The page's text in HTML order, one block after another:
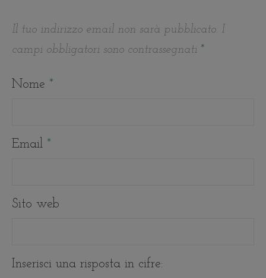
Il tuo indirizzo email non sarà pubblicato. I
campi obbligatori sono contrassegnati *
Nome *
Email *
Sito web
Inserisci una risposta in cifre: